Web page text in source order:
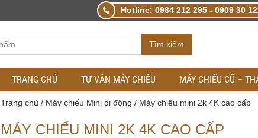
Hotline: 0984 212 295 - 0909 30
Tìm kiếm
TRANG CHỦ TƯ VẤN MÁY CHIẾU MÁY CHIẾU CŨ –
Trang chủ / Máy chiếu Mini di động / Máy chiếu mini 2k 4K cao cấp
MÁY CHIẾU MINI 2K 4K CAO CẤP